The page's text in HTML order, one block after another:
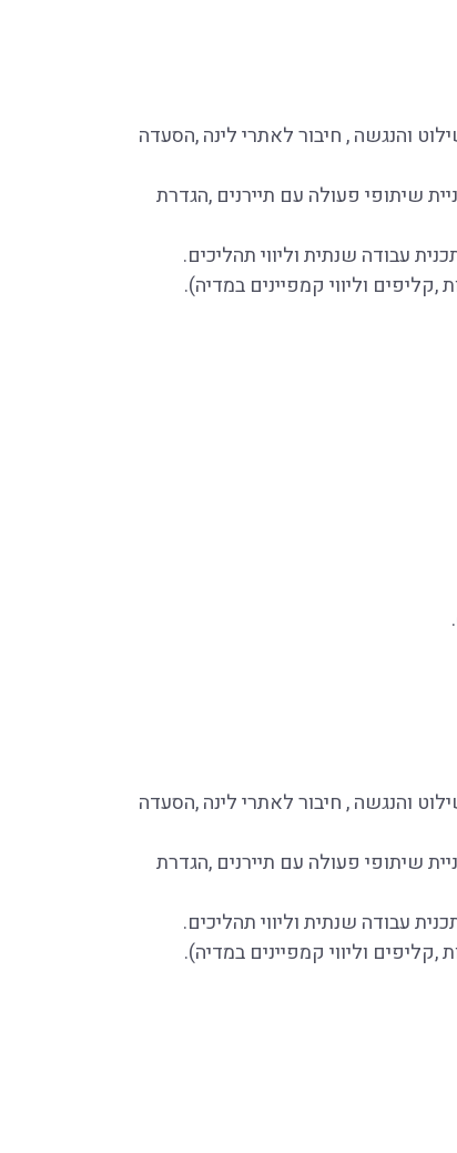
והנגשה , חיבור לאתרי לינה ,הסעדה
שיתופי פעולה עם תיירנים ,הגדרת
עבודה שנתית וליווי תהליכים.
וליווי קמפיינים במדיה).
.
והנגשה , חיבור לאתרי לינה ,הסעדה
שיתופי פעולה עם תיירנים ,הגדרת
עבודה שנתית וליווי תהליכים.
וליווי קמפיינים במדיה).